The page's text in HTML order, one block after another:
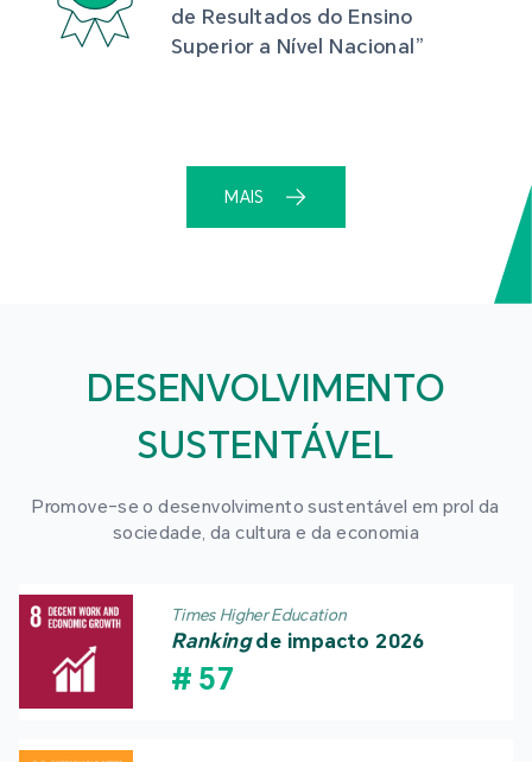
de Resultados do Ensino
Superior a Nível Nacional”
MAIS
DESENVOLVIMENTO
SUSTENTÁVEL
Promove-se o desenvolvimento sustentável em prol da
sociedade, da cultura e da economia
Times Higher Education
Rankingde impacto 2026
# 57